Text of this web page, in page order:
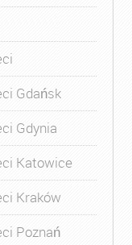
Gdańsk
Gdynia
Katowice
Kraków
Poznań